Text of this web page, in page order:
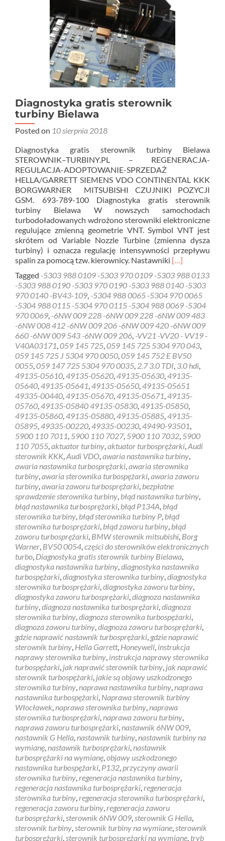
Diagnostyka gratis sterownik
turbiny Bielawa
Posted on 10 sierpnia 2018
Diagnostyka gratis sterownik turbiny Bielawa
STEROWNIK–TURBINY.PL – REGENERACJA-
REGULACJA-ADOPTOWANIE-SPRZEDAŻ
HELLA/GARRETT SIEMENS VDO CONTINENTAL KKK
BORGWARNER MITSUBISHI CZUJNIKI POZYCJI
GSM. 693-789-100 Diagnostyka gratis sterownik
turbiny Bielawa W nowszych samochodach
turbodoładowanych wdrożono sterowniki elektroniczne
regulujące zmienną geometrie VNT. Symbol VNT jest
skrótem od Variable Nozzle Turbine (zmienna dysza
turbiny) i oznacza regulację intensywności przepływu
spalin za pomocą tzw. kierownicy. Nastawniki Read
about
Diagnostyka
gratis
sterownik
turbiny
Bielawa
[…]
Tagged -5303 988 0109 -5303 970 0109 -5303 988 0133
-5303 988 0190 -5303 970 0190 -5303 988 0140 -5303
970 0140 -BV43-109 -5304 988 0065 -5304 970 0065
-5304 988 0115 -5304 970 0115 -5304 988 0069 -5304
970 0069 -6NW 009 228 -6NW 009 228 -6NW 009 483
-6NW 008 412 -6NW 009 206 -6NW 009 420 -6NW 009
660 -6NW 009 543 -6NW 009 206 -VV21 -VV20 - VV19 -
V40A03171 059 145 725 059 145 725 5304 970 043
059 145 725 J 5304 970 0050 059 145 752 E BV50
0055 059 147 725 5304 970 0035 2.7 3.0 TDI 3.0 hdi
49135-05610 49135-05620 49135-05630 49135-
05640 49135-05641 49135-05650 49135-05651
49335-00440 49135-05670 49135-05671 49135-
05760 49135-05840 49135-05830 49135-05850
49135-05860 49135-05880 49135-05885 49135-
05895 49335-00220 49335-00230 49490-93501
5900 110 7011 5900 110 7027, 5900 110 7032 5900
110 7055 aktuator turbiny aktuator turbosprężarki Audi
sterownik KKK Audi VDO awaria nastawnika turbiny
awaria nastawnika turbosprężarki awaria sterownika
turbiny awaria sterownika turbospężarki awaria zaworu
turbiny awaria zaworu turbosprężarki bezpłatne
sprawdzenie sterownika turbiny błąd nastawnika turbiny
błąd nastawnika turbosprężarki błąd P134A błąd
sterownika turbiny błąd sterownika turbiny P błąd
sterownika turbosprężarki błąd zaworu turbiny błąd
zaworu turbosprężarki BMW sterownik mitsubishi Borg
Warner BV50 0054 części do sterowników elektronicznych
turbo Diagnostyka gratis sterownik turbiny Bielawa
diagnostyka nastawnika turbiny diagnostyka nastawnika
turbospężarki diagnostyka sterownika turbiny diagnostyka
sterownika turbosprężarki diagnostyka zaworu turbiny
diagnostyka zaworu turbosprężarki diagnoza nastawnika
turbiny diagnoza nastawnika turbosprężarki diagnoza
sterownika turbiny diagnoza sterownika turbospężarki
diagnoza zaworu turbiny diagnoza zaworu turbosprężarki
gdzie naprawić nastawnik turbosprężarki gdzie naprawić
sterownik turbiny Hella Garrett, Honeywell instrukcja
naprawy sterownika turbiny instrukcja naprawy sterownika
turbospężarki jak naprawić sterownik turbiny jak naprawić
sterownik turbospężarki jakie są objawy uszkodzonego
sterownika turbiny naprawa nastawnika turbiny naprawa
nastawnika turbospężarki Naprawa sterownik turbiny
Włocławek naprawa sterownika turbiny naprawa
sterownika turbosprężarki naprawa zaworu turbiny
naprawa zaworu turbosprężarki nastawnik 6NW 009
nastawnik G Hella nastawnik turbiny nastawnik turbiny na
wymianę nastawnik turbosprężarki nastawnik
turbosprężarki na wymianę objawy uszkodzonego
nastawnika turbospężarki P132 przyczyny awarii
sterownika turbiny regeneracja nastawnika turbiny
regeneracja nastawnika turbosprężarki regeneracja
sterownika turbiny regeneracja sterownika turbosprężarki
regeneracja zaworu turbiny regeneracja zaworu
turbosprężarki sterownik 6NW 009 sterownik G Hella
sterownik turbiny sterownik turbiny na wymiane sterownik
turbosprężarki sterownik turbosprężarki na wymiane tryb